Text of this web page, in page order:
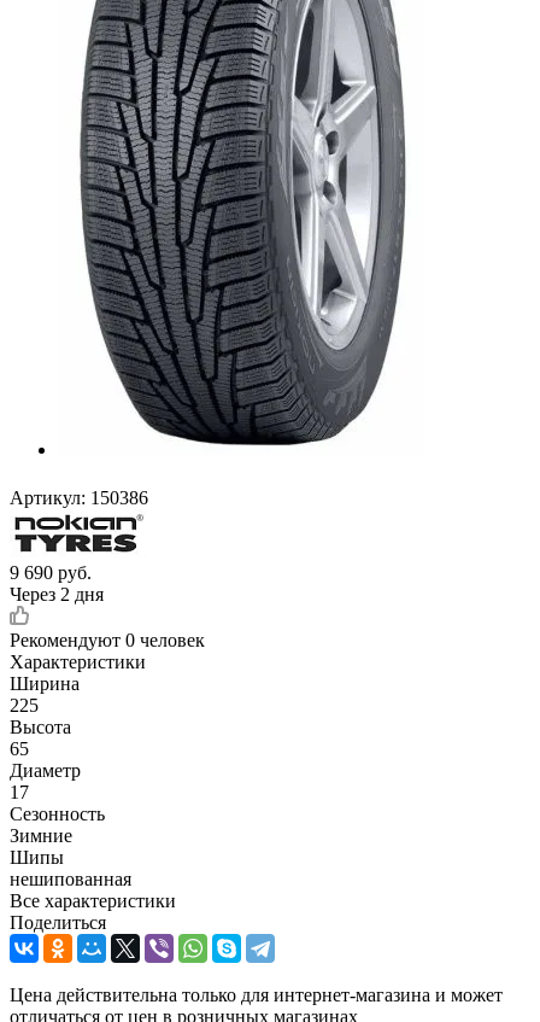
Артикул: 150386
9 690 руб.
Через 2 дня
Рекомендуют 0 человек
Характеристики
Ширина
225
Высота
65
Диаметр
17
Сезонность
Зимние
Шипы
нешипованная
Все характеристики
Поделиться
Цена действительна только для интернет-магазина и может
отличаться от цен в розничных магазинах